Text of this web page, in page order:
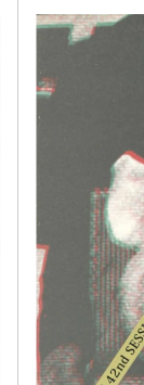
キサチオの両親
と名乗る男（廣